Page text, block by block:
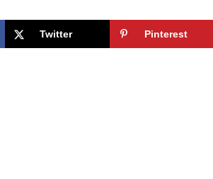
Twitter Pinterest